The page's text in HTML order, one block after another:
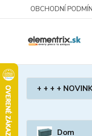
OBCHODNÍ
+ + + +
Dom